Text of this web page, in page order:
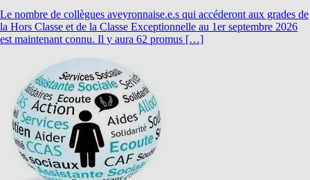
Le nombre de collègues aveyronnaise.e.s qui accéderont aux grades de
la Hors Classe et de la Classe Exceptionnelle au 1er septembre 2026
est maintenant connu. Il y aura 62 promus […]